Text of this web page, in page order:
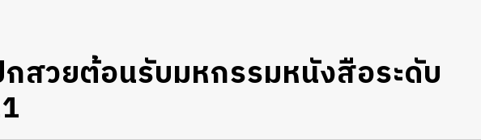
สวยต้อนรับมหกรรมหนังสือระดับ